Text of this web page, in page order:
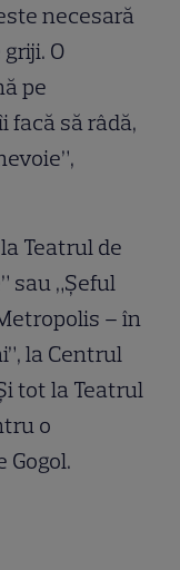
necesară
O
pe
facă să râdă,
Teatrul de
sau „Șeful
– în
la Centrul
tot la Teatrul
o
Gogol.